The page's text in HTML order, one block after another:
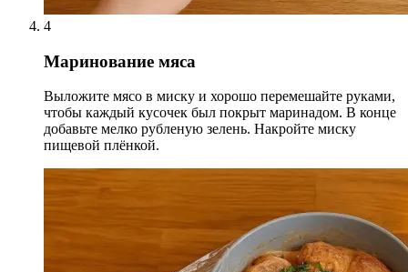
4
Маринование мяса
Выложите мясо в миску и хорошо перемешайте руками,
чтобы каждый кусочек был покрыт маринадом. В конце
добавьте мелко рубленую зелень. Накройте миску
пищевой плёнкой.